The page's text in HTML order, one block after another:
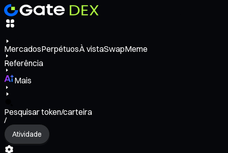
MercadosPerpétuosÀ vistaSwapMeme
Referência
Mais
Pesquisar token/carteira
/
Atividade